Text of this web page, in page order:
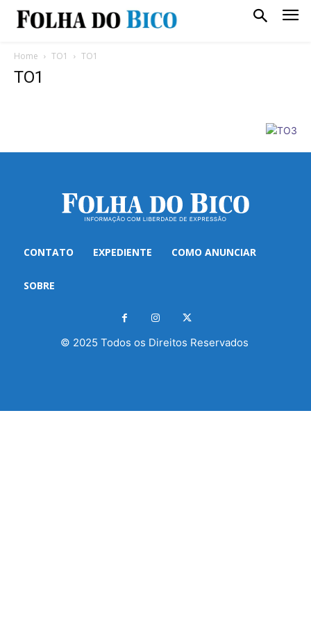
Home TO1 TO1
TO1
CONTATO EXPEDIENTE COMO ANUNCIAR
SOBRE
© 2025 Todos os Direitos Reservados